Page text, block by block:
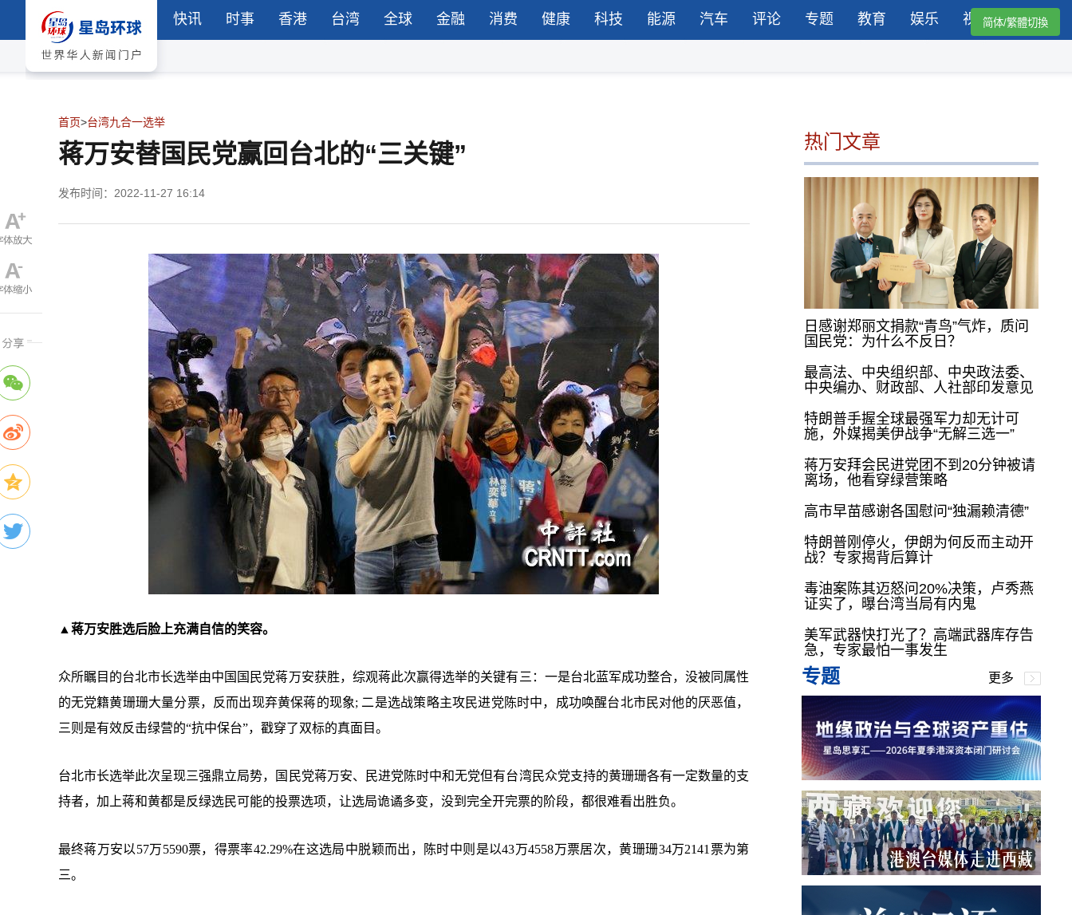
快讯 时事 香港 台湾 全球 金融 消费 健康 科技 能源 汽车 评论 专题 教育 娱乐 视频简体/繁體切換
首页>台湾九合一选举
蒋万安替国民党赢回台北的“三关键”
发布时间：2022-11-27 16:14
▲蒋万安胜选后脸上充满自信的笑容。
众所瞩目的台北市长选举由中国国民党蒋万安获胜，综观蒋此次赢得选举的关键有三：一是台北蓝军成功整合，没被同属性
的无党籍黄珊珊大量分票，反而出现弃黄保蒋的现象; 二是选战策略主攻民进党陈时中，成功唤醒台北市民对他的厌恶值，
三则是有效反击绿营的“抗中保台”，戳穿了双标的真面目。
台北市长选举此次呈现三强鼎立局势，国民党蒋万安、民进党陈时中和无党但有台湾民众党支持的黄珊珊各有一定数量的支
持者，加上蒋和黄都是反绿选民可能的投票选项，让选局诡谲多变，没到完全开完票的阶段，都很难看出胜负。
最终蒋万安以57万5590票，得票率42.29%在这选局中脱颖而出，陈时中则是以43万4558万票居次，黄珊珊34万2141票为第
三。
热门文章
日感谢郑丽文捐款“青鸟”气炸，质问
国民党：为什么不反日？
最高法、中央组织部、中央政法委、
中央编办、财政部、人社部印发意见
特朗普手握全球最强军力却无计可
施，外媒揭美伊战争“无解三选一”
蒋万安拜会民进党团不到20分钟被请
离场，他看穿绿营策略
高市早苗感谢各国慰问“独漏赖清德”
特朗普刚停火，伊朗为何反而主动开
战？专家揭背后算计
毒油案陈其迈怒问20%决策，卢秀燕
证实了，曝台湾当局有内鬼
美军武器快打光了？高端武器库存告
急，专家最怕一事发生
专题 更多